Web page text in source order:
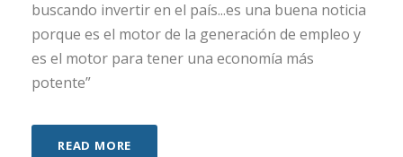
buscando invertir en el país...es una buena noticia
porque es el motor de la generación de empleo y
es el motor para tener una economía más
potente”
READ MORE